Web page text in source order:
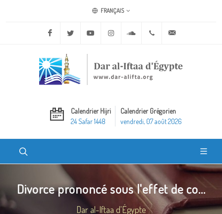
FRANÇAIS
Facebook Twitter Youtube Instagram Soundcloud+20 2 25970400
Calendrier Hijri
24 Safar 1448
Calendrier Grégorien
vendredi, 07 août 2026
Divorce prononcé sous l'effet de co...
Dar al-Iftaa d'Égypte